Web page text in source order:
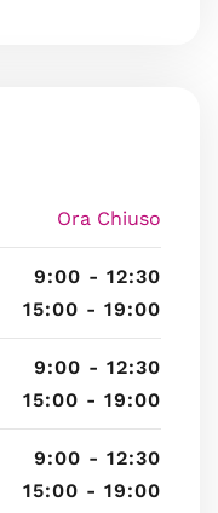
Ora Chiuso
9:00 - 12:30
15:00 - 19:00
9:00 - 12:30
15:00 - 19:00
9:00 - 12:30
15:00 - 19:00